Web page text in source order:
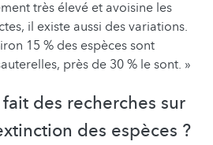
très élevé et avoisine les
il existe aussi des variations.
15 % des espèces sont
près de 30 % le sont. »
des recherches sur
des espèces ?